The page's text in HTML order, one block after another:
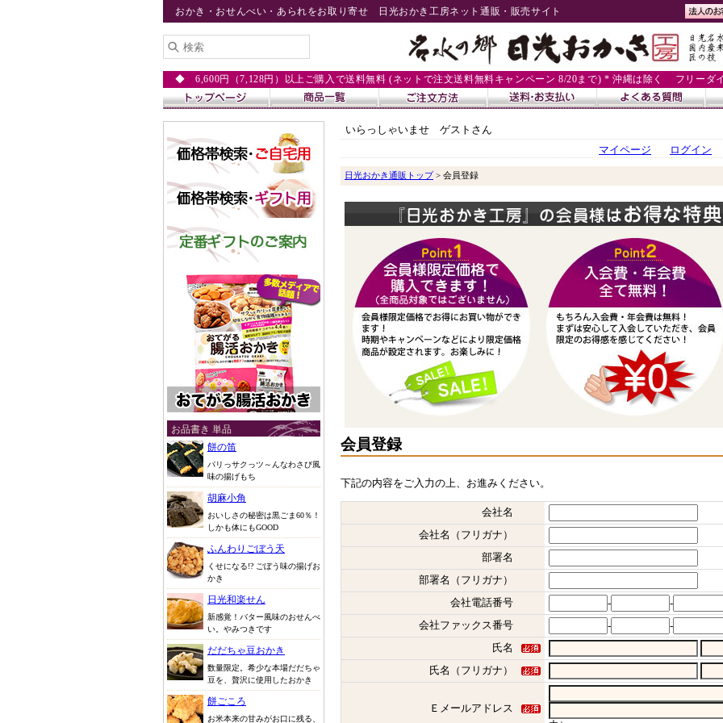
おかき・おせんべい・あられをお取り寄せ 日光おかき工房ネット通販・販売サイト
◆ 6,600円（7,128円）以上ご購入で送料無料 (ネットで注文送料無料キャンペーン 8/20まで) * 沖縄は除く フリーダ
お品書き 単品
餅の笛
パリっサクっツ～んなわさび風
味の揚げもち
胡麻小角
おいしさの秘密は黒ごま60％！
しかも体にもGOOD
ふんわりごぼう天
くせになる!? ごぼう味の揚げお
かき
日光和楽せん
新感覚！バター風味のおせんべ
い。やみつきです
だだちゃ豆おかき
数量限定。希少な本場だだちゃ
豆を、贅沢に使用したおかき
餅ごころ
お米本来の甘みがお口に残る、
いらっしゃいませ ゲストさん
マイページ
ログイン
日光おかき通販トップ> 会員登録
会員登録
下記の内容をご入力の上、お進みください。
会社名
会社名（フリガナ）
部署名
部署名（フリガナ）
会社電話番号
-
-
会社ファックス番号
-
-
氏名
氏名（フリガナ）
Ｅメールアドレス